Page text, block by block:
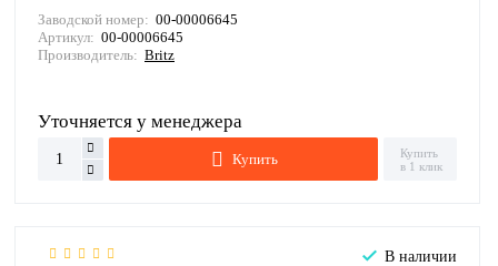
Заводской номер: 00-00006645
Артикул: 00-00006645
Производитель: Britz
Уточняется у менеджера
Купить
Купить
в 1 клик
В наличии